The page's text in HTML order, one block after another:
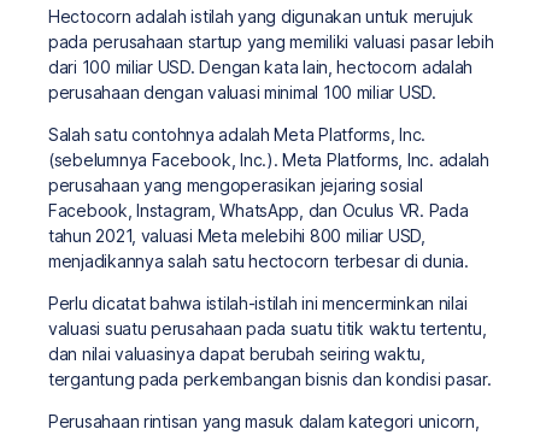
Hectocorn adalah istilah yang digunakan untuk merujuk
pada perusahaan startup yang memiliki valuasi pasar lebih
dari 100 miliar USD. Dengan kata lain, hectocorn adalah
perusahaan dengan valuasi minimal 100 miliar USD.
Salah satu contohnya adalah Meta Platforms, Inc.
(sebelumnya Facebook, Inc.). Meta Platforms, Inc. adalah
perusahaan yang mengoperasikan jejaring sosial
Facebook, Instagram, WhatsApp, dan Oculus VR. Pada
tahun 2021, valuasi Meta melebihi 800 miliar USD,
menjadikannya salah satu hectocorn terbesar di dunia.
Perlu dicatat bahwa istilah-istilah ini mencerminkan nilai
valuasi suatu perusahaan pada suatu titik waktu tertentu,
dan nilai valuasinya dapat berubah seiring waktu,
tergantung pada perkembangan bisnis dan kondisi pasar.
Perusahaan rintisan yang masuk dalam kategori unicorn,